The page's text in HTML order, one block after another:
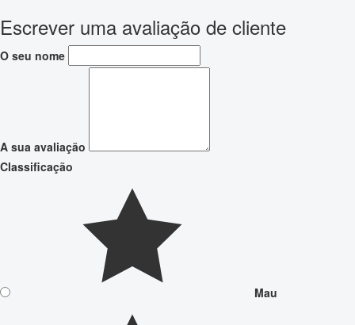
Escrever uma avaliação de cliente
O seu nome
A sua avaliação
Classificação
Mau